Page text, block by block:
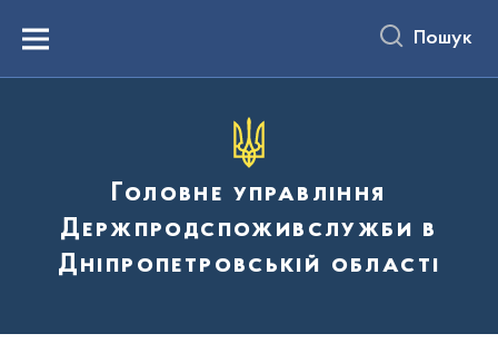
вмістуMenu Пошук
Головне управління
Держпродспоживслужби в
Дніпропетровській області